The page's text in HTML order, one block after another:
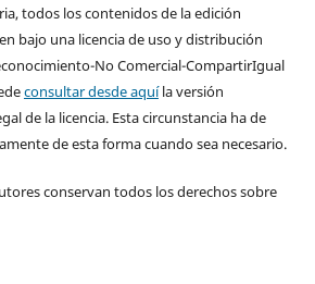
todos los contenidos de la edición
bajo una licencia de uso y distribución
No Comercial-CompartirIgual
consultar desde aquíla versión
de la licencia. Esta circunstancia ha de
de esta forma cuando sea necesario.
conservan todos los derechos sobre